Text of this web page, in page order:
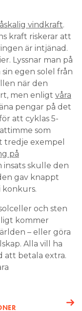
vindkraft.
kraft riskerar att
är intjänad.
Lyssnar man på
egen solel från
när den
men enligt våra
pengar på det
att cyklas 5-
som
tredje exempel
på
insats skulle den
gav knappt
konkurs.
och sten
kommer
– eller göra
Alla vill ha
att betala extra.